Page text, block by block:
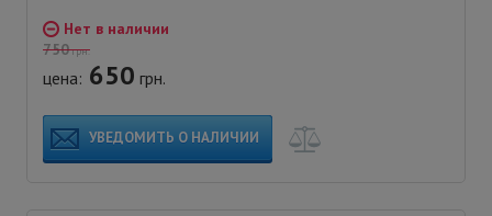
Нет в наличии
750грн.
цена: 650 грн.
УВЕДОМИТЬ О НАЛИЧИИ